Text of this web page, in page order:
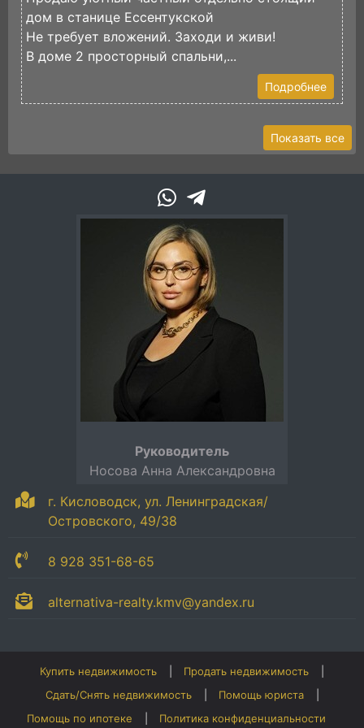
дом в станице Ессентукской
Не требует вложений. Заходи и живи!
В доме 2 просторный спальни,...
Подробнее
Показать все
г. Кисловодск, ул. Ленинградская/
Островского, 49/38
8 928 351-68-65
alternativa-realty.kmv@yandex.ru
Руководитель
Носова Анна Александровна
Купить недвижимость
Продать недвижимость
Сдать/Снять недвижимость
Помощь юриста
Помощь по ипотеке
Политика конфиденциальности